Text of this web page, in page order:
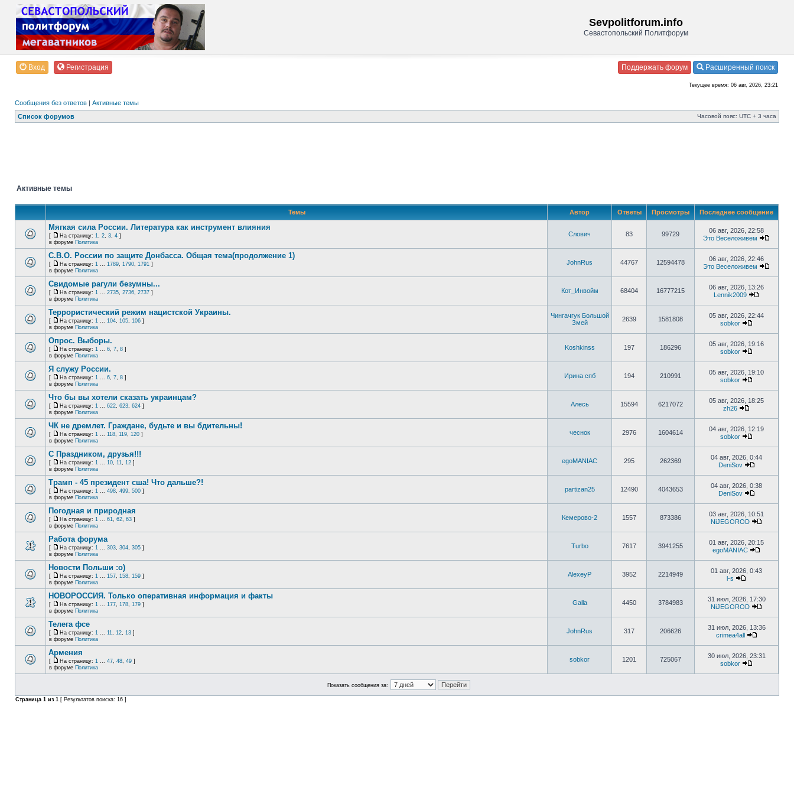
Sevpolitforum.info
Севастопольский Политфорум
Вход Регистрация Поддержать форум Расширенный поиск
Текущее время: 06 авг, 2026, 23:21
Сообщения без ответов | Активные темы
Список форумов
Часовой пояс: UTC + 3 часа
Активные темы
Темы Автор Ответы Просмотры Последнее сообщение
Мягкая сила России. Литература как инструмент влияния
[ На страницу: 1, 2, 3, 4 ]
в форуме Политика
Слович 83 99729
06 авг, 2026, 22:58
Это Веселоживем
С.В.О. России по защите Донбасса. Общая тема(продолжение 1)
[ На страницу: 1 ... 1789, 1790, 1791 ]
в форуме Политика
JohnRus 44767 12594478
06 авг, 2026, 22:46
Это Веселоживем
Свидомые рагули безумны...
[ На страницу: 1 ... 2735, 2736, 2737 ]
в форуме Политика
Кот_Инвойм 68404 16777215
06 авг, 2026, 13:26
Lennik2009
Террористический режим нацистской Украины.
[ На страницу: 1 ... 104, 105, 106 ]
в форуме Политика
Чингачгук Большой
Змей
2639 1581808
05 авг, 2026, 22:44
sobkor
Опрос. Выборы.
[ На страницу: 1 ... 6, 7, 8 ]
в форуме Политика
Koshkinss 197 186296
05 авг, 2026, 19:16
sobkor
Я служу России.
[ На страницу: 1 ... 6, 7, 8 ]
в форуме Политика
Ирина спб 194 210991
05 авг, 2026, 19:10
sobkor
Что бы вы хотели сказать украинцам?
[ На страницу: 1 ... 622, 623, 624 ]
в форуме Политика
Алесь 15594 6217072
05 авг, 2026, 18:25
zh26
ЧК не дремлет. Граждане, будьте и вы бдительны!
[ На страницу: 1 ... 118, 119, 120 ]
в форуме Политика
чеснок 2976 1604614
04 авг, 2026, 12:19
sobkor
С Праздником, друзья!!!
[ На страницу: 1 ... 10, 11, 12 ]
в форуме Политика
egoMANIAC 295 262369
04 авг, 2026, 0:44
DeniSov
Трамп - 45 президент сша! Что дальше?!
[ На страницу: 1 ... 498, 499, 500 ]
в форуме Политика
partizan25 12490 4043653
04 авг, 2026, 0:38
DeniSov
Погодная и природная
[ На страницу: 1 ... 61, 62, 63 ]
в форуме Политика
Кемерово-2 1557 873386
03 авг, 2026, 10:51
NiJEGOROD
Работа форума
[ На страницу: 1 ... 303, 304, 305 ]
в форуме Политика
Turbo 7617 3941255
01 авг, 2026, 20:15
egoMANIAC
Новости Польши :o)
[ На страницу: 1 ... 157, 158, 159 ]
в форуме Политика
AlexeyP 3952 2214949
01 авг, 2026, 0:43
l-s
НОВОРОССИЯ. Только оперативная информация и факты
[ На страницу: 1 ... 177, 178, 179 ]
в форуме Политика
Galla 4450 3784983
31 июл, 2026, 17:30
NiJEGOROD
Телега фсе
[ На страницу: 1 ... 11, 12, 13 ]
в форуме Политика
JohnRus 317 206626
31 июл, 2026, 13:36
crimea4all
Армения
[ На страницу: 1 ... 47, 48, 49 ]
в форуме Политика
sobkor 1201 725067
30 июл, 2026, 23:31
sobkor
Показать сообщения за:
Страница 1 из 1 [ Результатов поиска: 16 ]